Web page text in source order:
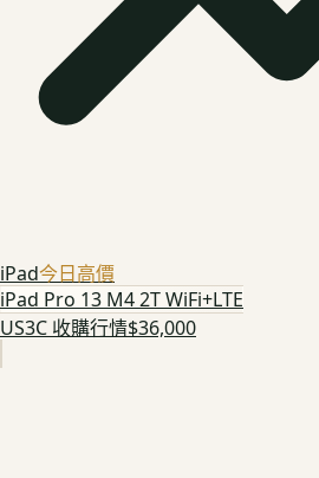
iPad今日高價
iPad Pro 13 M4 2T WiFi+LTE
US3C 收購行情$36,000